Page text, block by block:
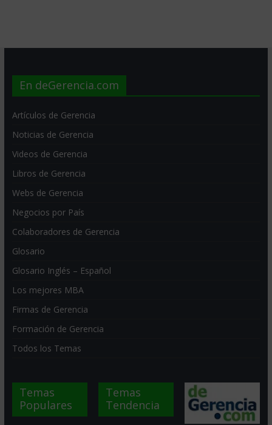
En deGerencia.com
Artículos de Gerencia
Noticias de Gerencia
Videos de Gerencia
Libros de Gerencia
Webs de Gerencia
Negocios por País
Colaboradores de Gerencia
Glosario
Glosario Inglés – Español
Los mejores MBA
Firmas de Gerencia
Formación de Gerencia
Todos los Temas
Temas
Populares
Temas
Tendencia